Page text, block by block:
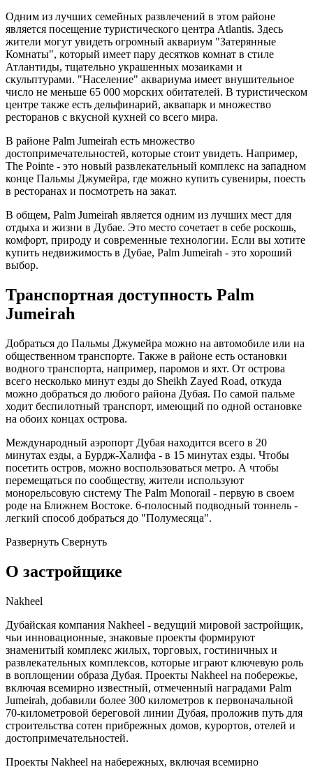
Одним из лучших семейных развлечений в этом районе
является посещение туристического центра Atlantis. Здесь
жители могут увидеть огромный аквариум "Затерянные
Комнаты", который имеет пару десятков комнат в стиле
Атлантиды, тщательно украшенных мозаиками и
скульптурами. "Население" аквариума имеет внушительное
число не меньше 65 000 морских обитателей. В туристическом
центре также есть дельфинарий, аквапарк и множество
ресторанов с вкусной кухней со всего мира.
В районе Palm Jumeirah есть множество
достопримечательностей, которые стоит увидеть. Например,
The Pointe - это новый развлекательный комплекс на западном
конце Пальмы Джумейра, где можно купить сувениры, поесть
в ресторанах и посмотреть на закат.
В общем, Palm Jumeirah является одним из лучших мест для
отдыха и жизни в Дубае. Это место сочетает в себе роскошь,
комфорт, природу и современные технологии. Если вы хотите
купить недвижимость в Дубае, Palm Jumeirah - это хороший
выбор.
Транспортная доступность Palm
Jumeirah
Добраться до Пальмы Джумейра можно на автомобиле или на
общественном транспорте. Также в районе есть остановки
водного транспорта, например, паромов и яхт. От острова
всего несколько минут езды до Sheikh Zayed Road, откуда
можно добраться до любого района Дубая. По самой пальме
ходит беспилотный транспорт, имеющий по одной остановке
на обоих концах острова.
Международный аэропорт Дубая находится всего в 20
минутах езды, а Бурдж-Халифа - в 15 минутах езды. Чтобы
посетить остров, можно воспользоваться метро. А чтобы
перемещаться по сообществу, жители используют
монорельсовую систему The Palm Monorail - первую в своем
роде на Ближнем Востоке. 6-полосный подводный тоннель -
легкий способ добраться до "Полумесяца".
Развернуть Свернуть
О застройщике
Nakheel
Дубайская компания Nakheel - ведущий мировой застройщик,
чьи инновационные, знаковые проекты формируют
знаменитый комплекс жилых, торговых, гостиничных и
развлекательных комплексов, которые играют ключевую роль
в воплощении образа Дубая. Проекты Nakheel на побережье,
включая всемирно известный, отмеченный наградами Palm
Jumeirah, добавили более 300 километров к первоначальной
70-километровой береговой линии Дубая, проложив путь для
строительства сотен прибрежных домов, курортов, отелей и
достопримечательностей.
Проекты Nakheel на набережных, включая всемирно